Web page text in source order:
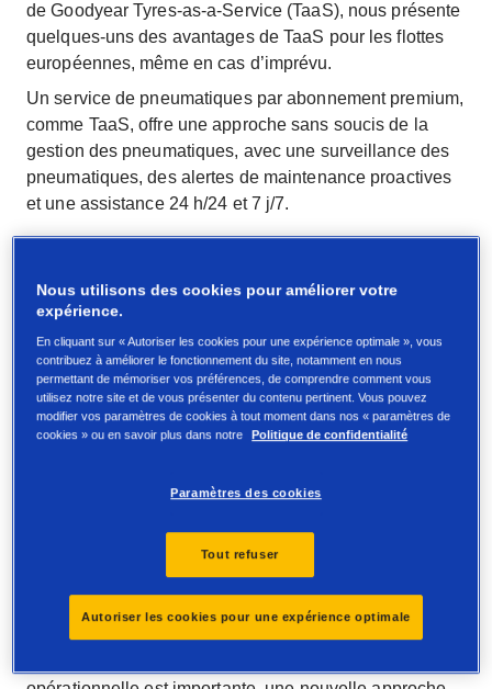
de Goodyear Tyres-as-a-Service (TaaS), nous présente
quelques-uns des avantages de TaaS pour les flottes
européennes, même en cas d’imprévu.
Un service de pneumatiques par abonnement premium,
comme TaaS, offre une approche sans soucis de la
gestion des pneumatiques, avec une surveillance des
pneumatiques, des alertes de maintenance proactives
et une assistance 24 h/24 et 7 j/7.
modèle d’abonnement pour les
pneumatiques ?
Les gestionnaires de flotte d’aujourd’hui doivent jongler
avec la hausse des coûts d’exploitation, une
réglementation complexe et une pression croissante
assurant la gestion de la flotte et des pneumatiques au
C’est un défi que Michelle observe au quotidien : « Tout
le monde essaie de faire plus avec moins, ce qui met
sous pression les ressources et les équipes »,
explique-t-elle.
Nous utilisons des cookies pour améliorer votre
expérience.
En cliquant sur « Autoriser les cookies pour une expérience optimale », vous
contribuez à améliorer le fonctionnement du site, notamment en nous
permettant de mémoriser vos préférences, de comprendre comment vous
utilisez notre site et de vous présenter du contenu pertinent. Vous pouvez
modifier vos paramètres de cookies à tout moment dans nos « paramètres de
cookies » ou en savoir plus dans notre
Politique de confidentialité
Paramètres des cookies
Tout refuser
Autoriser les cookies pour une expérience optimale